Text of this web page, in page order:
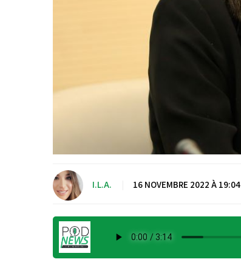
I.L.A. 16 NOVEMBRE 2022 À 19:04